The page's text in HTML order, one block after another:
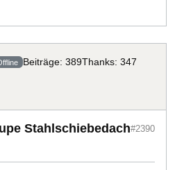
Beiträge: 389Thanks: 347
Stahlschiebedach#2390